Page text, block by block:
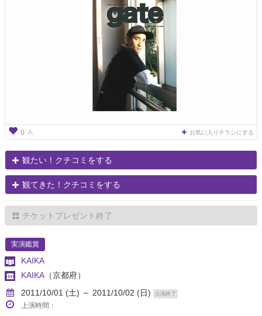
0 人 お気に入りチラシにする
観たい！クチコミをする
観てきた！クチコミをする
チケットプレゼント終了
実演鑑賞
KAIKA
KAIKA （京都府）
2011/10/01 (土) ～ 2011/10/02 (日)
公演終了
上演時間：